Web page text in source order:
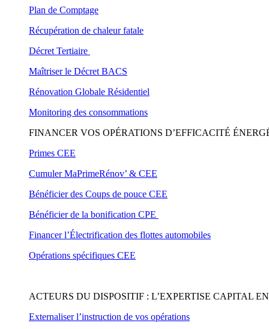
Plan de Comptage
Récupération de chaleur fatale
Décret Tertiaire
Maîtriser le Décret BACS
Rénovation Globale Résidentiel
Monitoring des consommations
FINANCER VOS OPÉRATIONS D’EFFICACITÉ
Primes CEE
Cumuler MaPrimeRénov’ & CEE
Bénéficier des Coups de pouce CEE
Bénéficier de la bonification CPE
Financer l’Électrification des flottes automobiles
Opérations spécifiques CEE
ACTEURS DU DISPOSITIF : L’EXPERTISE CAPITAL
Externaliser l’instruction de vos opérations